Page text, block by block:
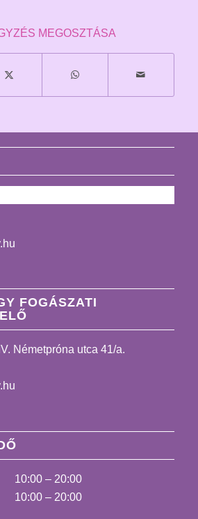
MEGOSZTÁSA
FOGÁSZATI
Németpróna utca 41/a.
10:00 – 20:00
10:00 – 20:00